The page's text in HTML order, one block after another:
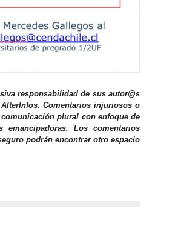
responsabilidad de sus autor@s
Comentarios injuriosos o
plural con enfoque de
Los comentarios
podrán encontrar otro espacio